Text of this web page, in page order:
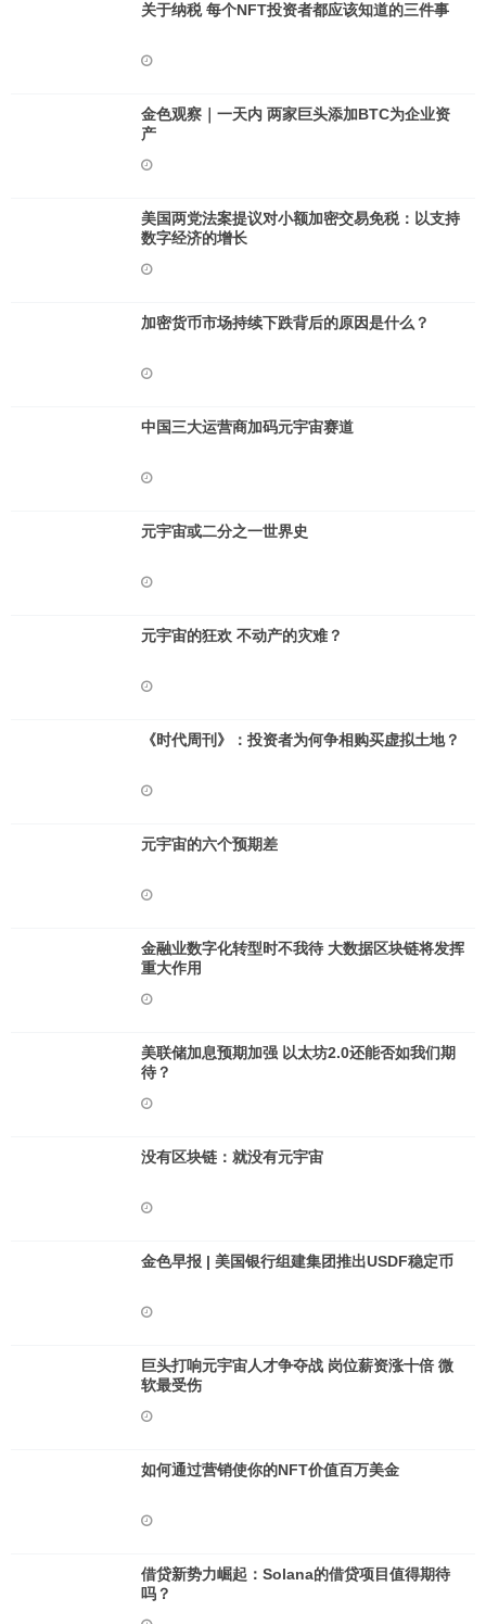
关于纳税 每个NFT投资者都应该知道的三件事
金色观察｜一天内 两家巨头添加BTC为企业资
产
美国两党法案提议对小额加密交易免税：以支持
数字经济的增长
加密货币市场持续下跌背后的原因是什么？
中国三大运营商加码元宇宙赛道
​元宇宙或二分之一世界史
元宇宙的狂欢 不动产的灾难？
《时代周刊》：投资者为何争相购买虚拟土地？
元宇宙的六个预期差
金融业数字化转型时不我待 大数据区块链将发挥
重大作用
美联储加息预期加强 以太坊2.0还能否如我们期
待？
没有区块链：就没有元宇宙
金色早报 | 美国银行组建集团推出USDF稳定币
巨头打响元宇宙人才争夺战 岗位薪资涨十倍 微
软最受伤
如何通过营销使你的NFT价值百万美金
借贷新势力崛起：Solana的借贷项目值得期待
吗？